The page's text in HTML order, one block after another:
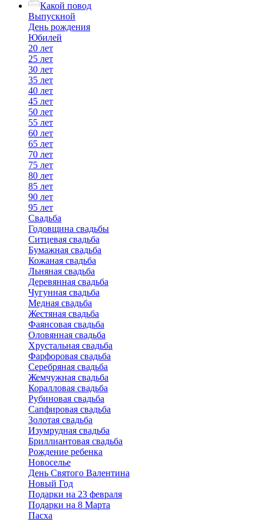
Какой повод
Выпускной
День рождения
Юбилей
20 лет
25 лет
30 лет
35 лет
40 лет
45 лет
50 лет
55 лет
60 лет
65 лет
70 лет
75 лет
80 лет
85 лет
90 лет
95 лет
Свадьба
Годовщина свадьбы
Ситцевая свадьба
Бумажная свадьба
Кожаная свадьба
Льняная свадьба
Деревянная свадьба
Чугунная свадьба
Медная свадьба
Жестяная свадьба
Фаянсовая свадьба
Оловянная свадьба
Хрустальная свадьба
Фарфоровая свадьба
Серебряная свадьба
Жемчужная свадьба
Коралловая свадьба
Рубиновая свадьба
Сапфировая свадьба
Золотая свадьба
Изумрудная свадьба
Бриллиантовая свадьба
Рождение ребенка
Новоселье
День Святого Валентина
Новый Год
Подарки на 23 февраля
Подарки на 8 Марта
Пасха